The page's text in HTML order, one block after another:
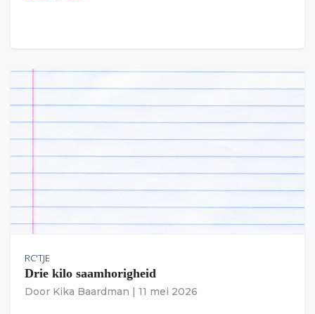
RC'TJE
Drie kilo saamhorigheid
Door Kika Baardman 11 mei 2026